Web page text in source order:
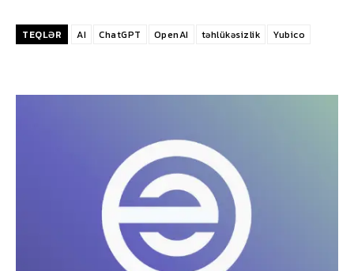
TEQLƏR AI ChatGPT OpenAI təhlükəsizlik Yubico